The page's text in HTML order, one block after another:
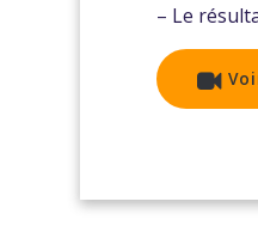
– Le